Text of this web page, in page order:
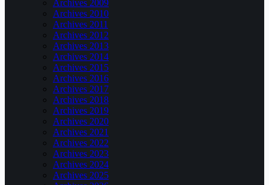
Archives 2009
Archives 2010
Archives 2011
Archives 2012
Archives 2013
Archives 2014
Archives 2015
Archives 2016
Archives 2017
Archives 2018
Archives 2019
Archives 2020
Archives 2021
Archives 2022
Archives 2023
Archives 2024
Archives 2025